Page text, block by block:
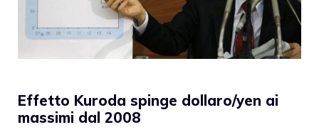
Effetto Kuroda spinge dollaro/yen ai
massimi dal 2008